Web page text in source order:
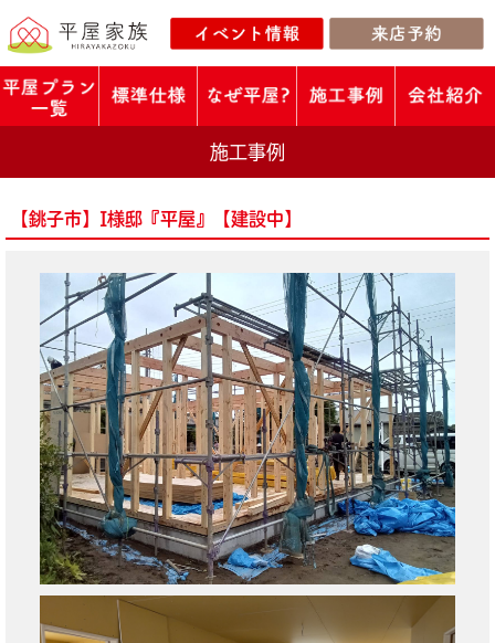
施工事例
【銚子市】I様邸『平屋』【建設中】